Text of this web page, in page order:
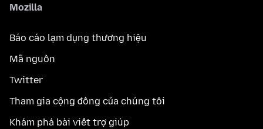
Mozilla
Báo cáo lạm dụng thương hiệu
Mã nguồn
Twitter
Tham gia cộng đồng của chúng tôi
Khám phá bài viết trợ giúp